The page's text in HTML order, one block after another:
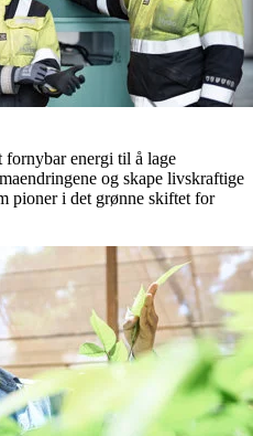
fornybar energi til å lage
og skape livskraftige
pioner i det grønne skiftet for